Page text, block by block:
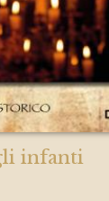
infanti